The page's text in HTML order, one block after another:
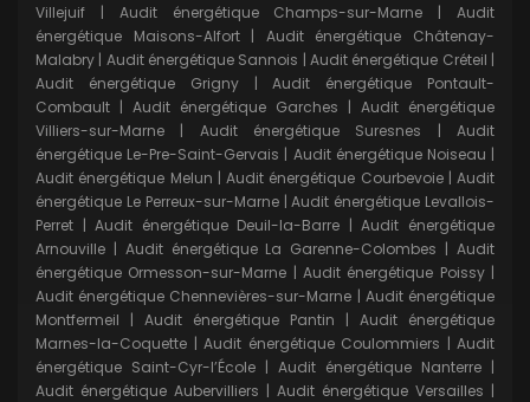
Villejuif | Audit énergétique Champs-sur-Marne |Audit
énergétique Maisons-Alfort| Audit énergétique Châtenay-
Malabry | Audit énergétique Sannois |Audit énergétique Créteil |
Audit énergétique Grigny|Audit énergétique Pontault-
Combault | Audit énergétique Garches | Audit énergétique
Villiers-sur-Marne | Audit énergétique Suresnes |Audit
énergétique Le-Pre-Saint-Gervais | Audit énergétique Noiseau |
Audit énergétique Melun | Audit énergétique Courbevoie| Audit
énergétique Le Perreux-sur-Marne|Audit énergétique Levallois-
Perret |Audit énergétique Deuil-la-Barre |Audit énergétique
Arnouville | Audit énergétique La Garenne-Colombes |Audit
énergétique Ormesson-sur-Marne |Audit énergétique Poissy |
Audit énergétique Chennevières-sur-Marne | Audit énergétique
Montfermeil | Audit énergétique Pantin | Audit énergétique
Marnes-la-Coquette | Audit énergétique Coulommiers | Audit
énergétique Saint-Cyr-l’École | Audit énergétique Nanterre |
Audit énergétique Aubervilliers | Audit énergétique Versailles |